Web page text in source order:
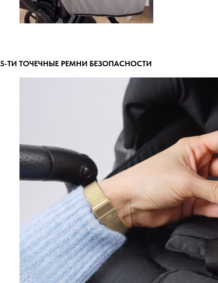
5-ТИ ТОЧЕЧНЫЕ РЕМНИ БЕЗОПАСНОСТИ